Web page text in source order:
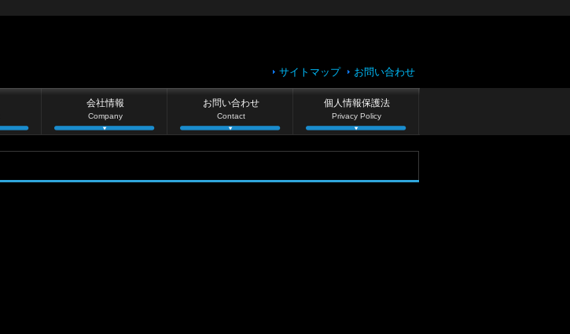
サイトマップ お問い合わせ
会社情報
Company
お問い合わせ
Contact
個人情報保護法
Privacy Policy